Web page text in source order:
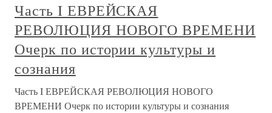
Часть I ЕВРЕЙСКАЯ
РЕВОЛЮЦИЯ НОВОГО ВРЕМЕНИ
Очерк по истории культуры и
сознания
Часть I ЕВРЕЙСКАЯ РЕВОЛЮЦИЯ НОВОГО
ВРЕМЕНИ Очерк по истории культуры и сознания